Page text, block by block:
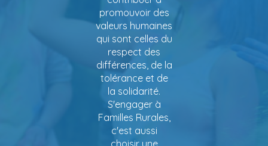
promouvoir des
valeurs humaines
qui sont celles du
respect des
différences, de la
tolérance et de
la solidarité.
S'engager à
Familles Rurales,
c'est aussi
choisir une